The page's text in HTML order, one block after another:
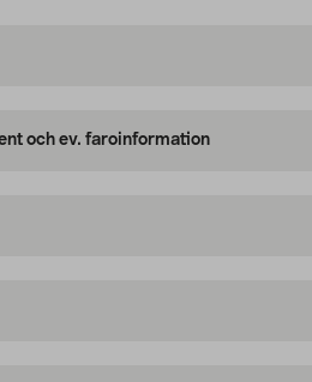
och ev. faroinformation